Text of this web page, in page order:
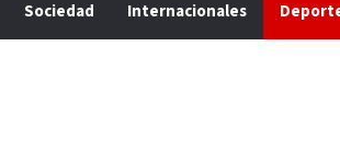
Sociedad Internacionales